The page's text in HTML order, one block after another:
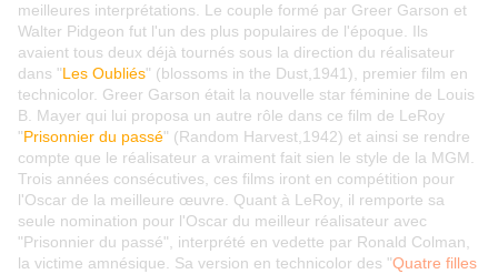
meilleures interprétations. Le couple formé par Greer Garson et
Walter Pidgeon fut l'un des plus populaires de l'époque. Ils
avaient tous deux déjà tournés sous la direction du réalisateur
dans "Les Oubliés" (blossoms in the Dust,1941), premier film en
technicolor. Greer Garson était la nouvelle star féminine de Louis
B. Mayer qui lui proposa un autre rôle dans ce film de LeRoy
"Prisonnier du passé" (Random Harvest,1942) et ainsi se rendre
compte que le réalisateur a vraiment fait sien le style de la MGM.
Trois années consécutives, ces films iront en compétition pour
l'Oscar de la meilleure œuvre. Quant à LeRoy, il remporte sa
seule nomination pour l'Oscar du meilleur réalisateur avec
"Prisonnier du passé", interprété en vedette par Ronald Colman,
la victime amnésique. Sa version en technicolor des "Quatre filles